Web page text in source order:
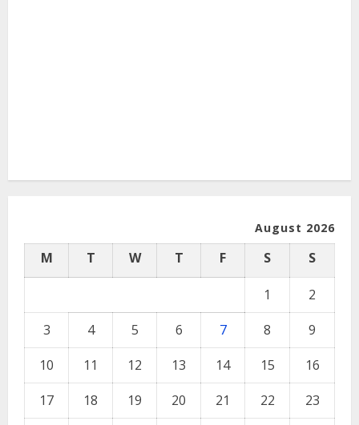
August 2026
M T W T F S S
1
2
3
4 5 6 7 8
9
10
11 12 13 14 15
16
17
18 19 20 21 22
23